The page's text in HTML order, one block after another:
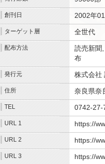
創刊日 2002年
ターゲット層 全世代
配布方法
読売新聞
布
発行元 株式会社
住所 奈良県奈
TEL 0742-27-
URL 1 https://
URL 2 https://
URL 3 https://